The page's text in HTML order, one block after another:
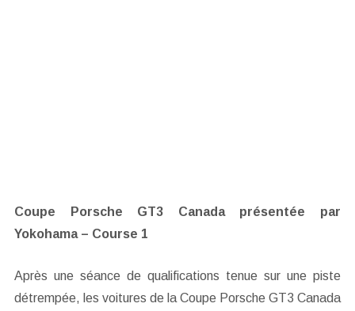
Coupe Porsche GT3 Canada présentée par
Yokohama – Course 1
Après une séance de qualifications tenue sur une piste
détrempée, les voitures de la Coupe Porsche GT3 Canada